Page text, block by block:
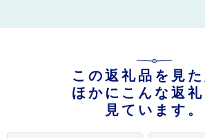
この返礼品を見た
ほかにこんな返礼
見ています。